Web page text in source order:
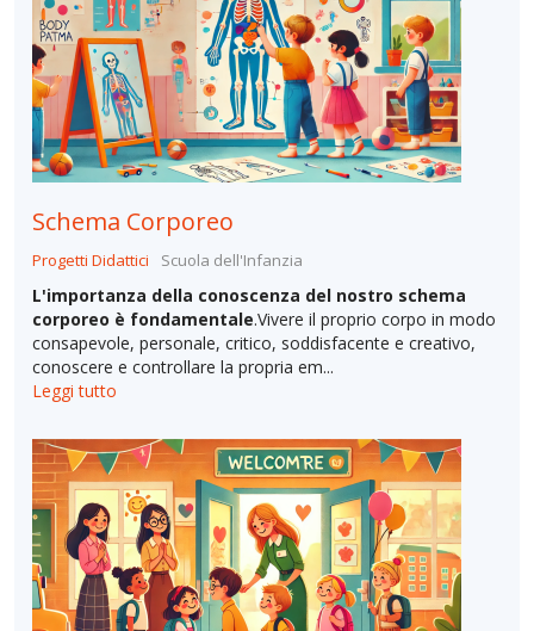
Schema Corporeo
Progetti Didattici Scuola dell'Infanzia
L'importanza della conoscenza del nostro schema
corporeo è fondamentale.Vivere il proprio corpo in modo
consapevole, personale, critico, soddisfacente e creativo,
conoscere e controllare la propria em...
Leggi tutto